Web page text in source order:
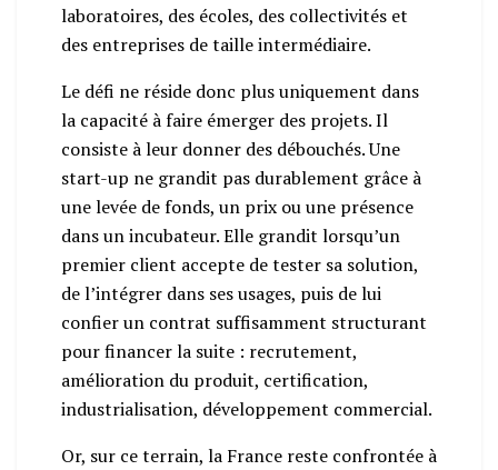
laboratoires, des écoles, des collectivités et
des entreprises de taille intermédiaire.
Le défi ne réside donc plus uniquement dans
la capacité à faire émerger des projets. Il
consiste à leur donner des débouchés. Une
start-up ne grandit pas durablement grâce à
une levée de fonds, un prix ou une présence
dans un incubateur. Elle grandit lorsqu’un
premier client accepte de tester sa solution,
de l’intégrer dans ses usages, puis de lui
confier un contrat suffisamment structurant
pour financer la suite : recrutement,
amélioration du produit, certification,
industrialisation, développement commercial.
Or, sur ce terrain, la France reste confrontée à